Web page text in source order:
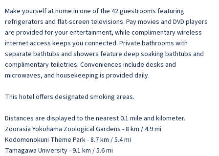
Make yourself at home in one of the 42 guestrooms featuring
refrigerators and flat-screen televisions. Pay movies and DVD players
are provided for your entertainment, while complimentary wireless
internet access keeps you connected. Private bathrooms with
separate bathtubs and showers feature deep soaking bathtubs and
complimentary toiletries. Conveniences include desks and
microwaves, and housekeeping is provided daily.
This hotel offers designated smoking areas.
Distances are displayed to the nearest 0.1 mile and kilometer.
Zoorasia Yokohama Zoological Gardens - 8 km / 4.9 mi
Kodomonokuni Theme Park - 8.7 km / 5.4 mi
Tamagawa University - 9.1 km / 5.6 mi